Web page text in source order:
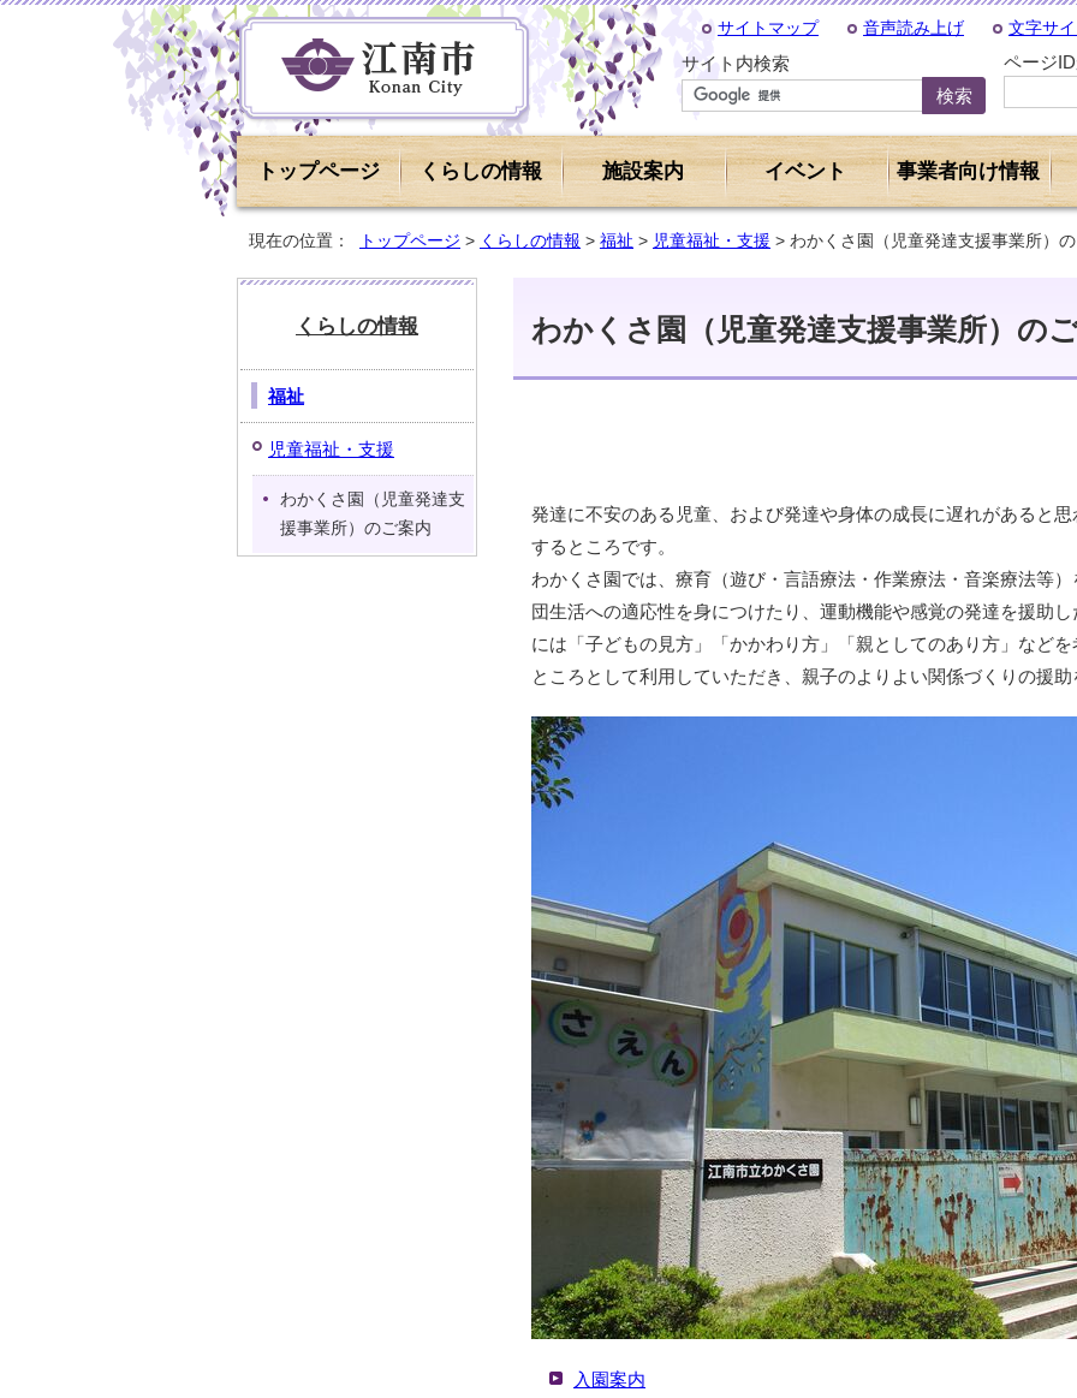
サイトマップ 音声読み上げ 文字サ
サイト内検索 ページ
トップページ くらしの情報 施設案内 イベント 事業者向け情報
現在の位置： トップページ > くらしの情報 > 福祉 > 児童福祉・支援 > わかくさ園（児童発達支援事業所）
わかくさ園（児童発達支援事業所）の
発達に不安のある児童、および発達や身体の成長に遅れがあると
するところです。
わかくさ園では、療育（遊び・言語療法・作業療法・音楽療法等
団生活への適応性を身につけたり、運動機能や感覚の発達を援助
には「子どもの見方」「かかわり方」「親としてのあり方」など
ところとして利用していただき、親子のよりよい関係づくりの援
入園案内
くらしの情報
福祉
児童福祉・支援
わかくさ園（児童発達支
援事業所）のご案内